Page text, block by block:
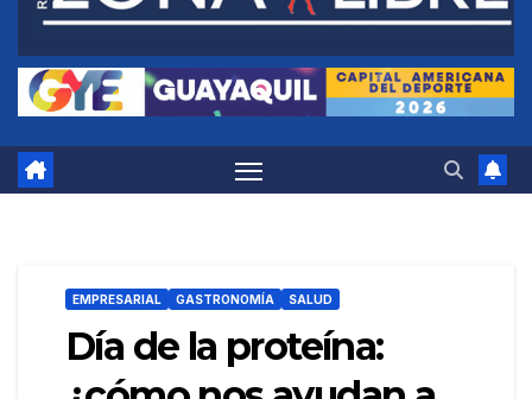
EMPRESARIAL GASTRONOMÍA SALUD
Día de la proteína: